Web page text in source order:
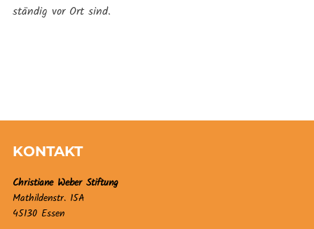
ständig vor Ort sind.
KONTAKT
Christiane Weber Stiftung
Mathildenstr. 15A
45130 Essen